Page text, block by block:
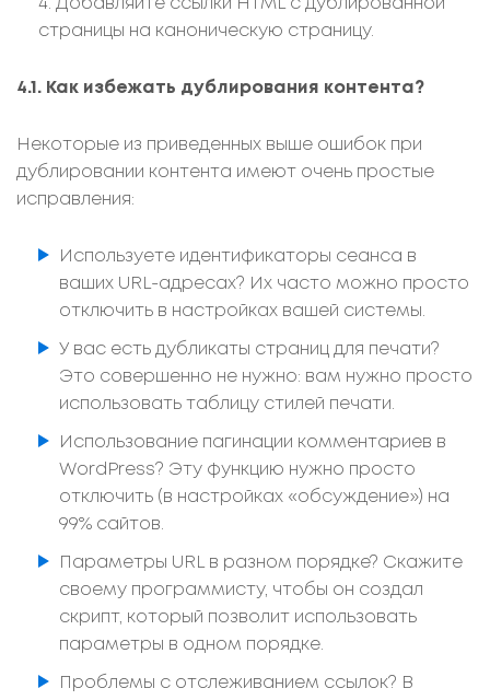
Добавляйте ссылки HTML с дублированной
страницы на каноническую страницу.
4.1. Как избежать дублирования контента?
Некоторые из приведенных выше ошибок при
дублировании контента имеют очень простые
исправления:
Используете идентификаторы сеанса в
ваших URL-адресах? Их часто можно просто
отключить в настройках вашей системы.
У вас есть дубликаты страниц для печати?
Это совершенно не нужно: вам нужно просто
использовать таблицу стилей печати.
Использование пагинации комментариев в
WordPress? Эту функцию нужно просто
отключить (в настройках «обсуждение») на
99% сайтов.
Параметры URL в разном порядке? Скажите
своему программисту, чтобы он создал
скрипт, который позволит использовать
параметры в одном порядке.
Проблемы с отслеживанием ссылок? В